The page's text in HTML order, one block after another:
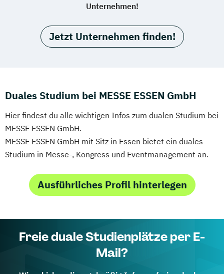
Unternehmen!
Jetzt Unternehmen finden!
Duales Studium bei MESSE ESSEN GmbH
Hier findest du alle wichtigen Infos zum dualen Studium bei
MESSE ESSEN GmbH.
MESSE ESSEN GmbH mit Sitz in Essen bietet ein duales
Studium in Messe-, Kongress und Eventmanagement an.
Ausführliches Profil hinterlegen
Freie duale Studienplätze per E-
Mail?